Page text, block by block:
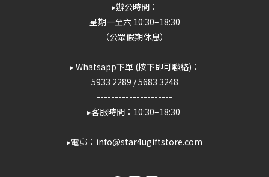
▸辦公時間：
星期一至六 10:30–18:30
（公眾假期休息）
▸ Whatsapp下單 (按下即可聯絡)：
5933 2289 /5683 3248
---------------------
▸客服時間：10:30–18:30
▸電郵：info@star4ugiftstore.com